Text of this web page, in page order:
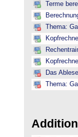
Terme
Thema:
Das
Thema:
Addition